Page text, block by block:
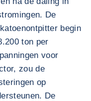
De
begin
ton per
voor
zou de
op
De